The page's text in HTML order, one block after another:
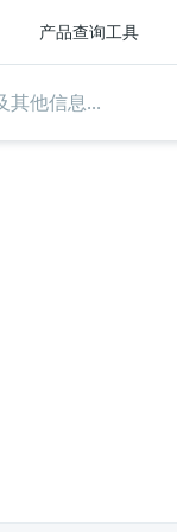
产品查询工具